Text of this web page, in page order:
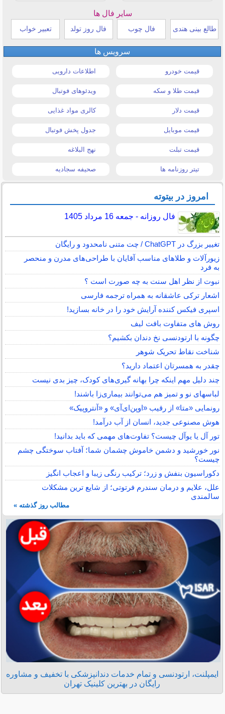
سایر فال ها
طالع بینی هندی فال چوب فال روز تولد تعبیر خواب
سرویس ها
قیمت خودرو اطلاعات دارویی
قیمت طلا و سکه ویدئوهای فوتبال
قیمت دلار کالری مواد غذایی
قیمت موبایل جدول پخش فوتبال
قیمت تبلت نهج البلاغه
تیتر روزنامه ها صحیفه سجادیه
امروز در بیتوته
فال روزانه - جمعه 16 مرداد 1405
تغییر بزرگ در ChatGPT / چت متنی نامحدود و رایگان
زیورآلات و طلاهای مناسب آقایان با طراحی‌های مدرن و منحصر
به فرد
نبوت از نظر اهل سنت به چه صورت است ؟
اشعار ترکی عاشقانه به همراه ترجمه فارسی
اسپری فیکس کننده آرایش خود را در خانه بسازید!
روش های متفاوت بافت لیف
چگونه با ارتودنسی نخ دندان بکشیم؟
شناخت نقاط تحریک شوهر
چقدر به همسرتان اعتماد دارید؟
چند دلیل مهم اینکه چرا بهانه گیری‌های کودک، چیز بدی نیست
لباس‎های نو و تمیز هم می‌توانند بیماری‌زا باشند!
رونمایی «متا» از رقیب «اوپن‌ای‌آی» و «آنتروپیک»
هوش مصنوعی جدید، انسان از آب درآمد!
تور آل یا یوآل چیست؟ تفاوت‌های مهمی که باید بدانید!
نور خورشید و دشمن خاموش چشمان شما؛ آفتاب سوختگی چشم
چیست؟
دکوراسیون بنفش و زرد؛ ترکیب رنگی زیبا و اعجاب انگیز
علل، علایم و درمان سندرم فرتوتی؛ از شایع ترین مشکلات
سالمندی
مطالب روز گذشته »
ایمپلنت، ارتودنسی و تمام خدمات دندانپزشکی با تخفیف و مشاوره
رایگان در بهترین کلینیک تهران